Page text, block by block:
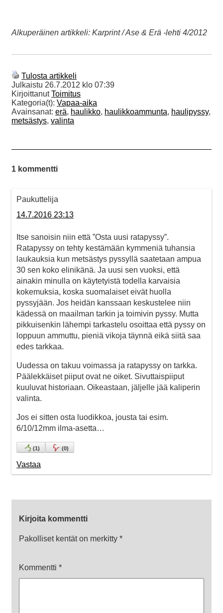
Alkuperäinen artikkeli: Karprint / Ase & Erä -lehti 4/2012
Tulosta artikkeli
Julkaistu 26.7.2012 klo 07:39
KirjoittanutToimitus
Kategoria(t): Vapaa-aika
Avainsanat: erä, haulikko, haulikkoammunta, haulipyssy,
metsästys, valinta
1 kommentti
Paukuttelija
14.7.2016 23:13
Itse sanoisin niin että ”Osta uusi ratapyssy”.
Ratapyssy on tehty kestämään kymmeniä tuhansia
laukauksia kun metsästys pyssyllä saatetaan ampua
30 sen koko elinikänä. Ja uusi sen vuoksi, että
ainakin minulla on käytetyistä todella karvaisia
kokemuksia, koska suomalaiset eivät huolla
pyssyjään. Jos heidän kanssaan keskustelee niin
kädessä on maailman tarkin ja toimivin pyssy. Mutta
pikkuisenkin lähempi tarkastelu osoittaa että pyssy on
loppuun ammuttu, pieniä vikoja täynnä eikä siitä saa
edes tarkkaa.
Uudessa on takuu voimassa ja ratapyssy on tarkka.
Päälekkäiset piiput ovat ne oiket. Sivuttaispiiput
kuuluvat historiaan. Oikeastaan, jäljelle jää kaliperin
valinta.
Jos ei sitten osta luodikkoa, jousta tai esim.
6/10/12mm ilma-asetta…
(1) (0)
Vastaa
Kirjoita kommentti
Pakolliset kentät on merkitty *
Kommentti *